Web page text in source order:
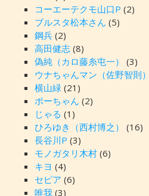
コーエーテクモ山口P (2)
ブルスタ松本さん (5)
鋼兵(2)
高田健志(8)
偽純（カロ藤糸屯一）
(3)
ウナちゃんマン（佐野智則）
横山緑(21)
ポーちゃん (2)
じゃる (1)
ひろゆき（西村博之）
(16)
長谷川P (3)
モノガタリ木村(6)
キヨ (4)
セピア (6)
唯我(3)